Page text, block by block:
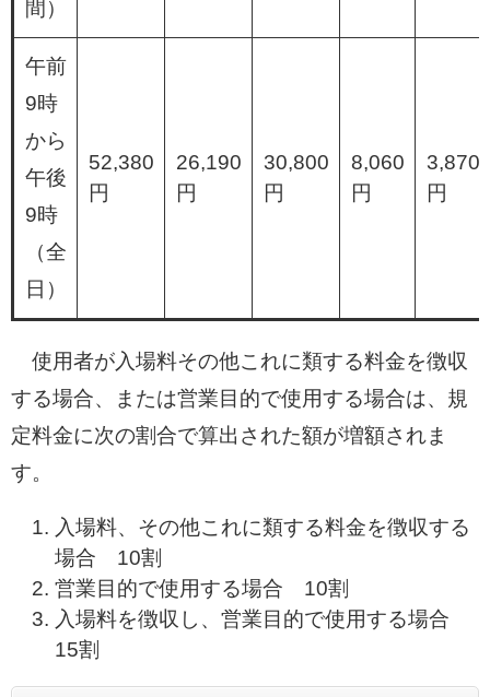
間）
午前
9時
から
午後
9時
（全
日）
52,380
円
26,190
円
30,800
円
8,060
円
3,870
円
使用者が入場料その他これに類する料金を徴収
する場合、または営業目的で使用する場合は、規
定料金に次の割合で算出された額が増額されま
す。
入場料、その他これに類する料金を徴収する
場合 10割
営業目的で使用する場合 10割
入場料を徴収し、営業目的で使用する場合
15割